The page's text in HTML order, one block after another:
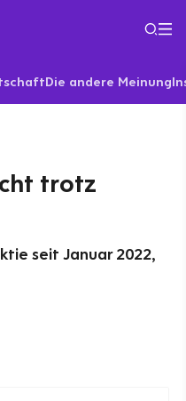
Die andere Meinung
trotz
seit Januar 2022,